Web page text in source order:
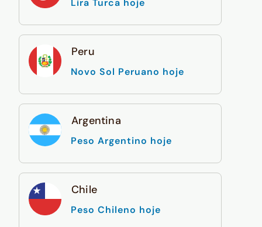
Lira Turca hoje
Peru
Novo Sol Peruano hoje
Argentina
Peso Argentino hoje
Chile
Peso Chileno hoje